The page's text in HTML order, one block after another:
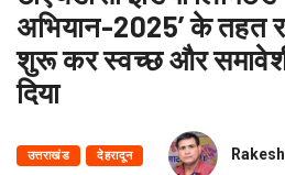
अभियान-2025’ के तहत
शुरू कर स्वच्छ और
दिया
उत्तराखंड देहरादून